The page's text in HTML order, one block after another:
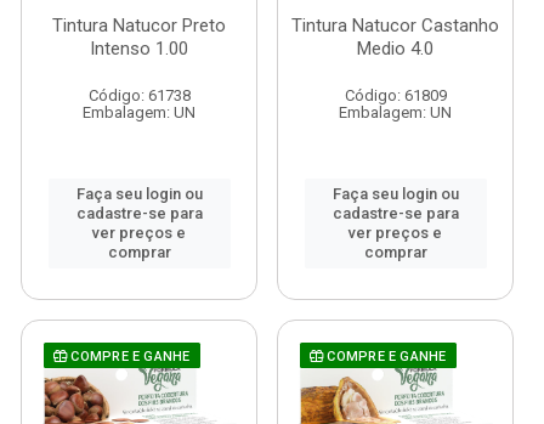
Tintura Natucor Preto
Intenso 1.00
Código: 61738
Embalagem: UN
Faça seu login ou
cadastre-se para
ver preços e
comprar
Tintura Natucor Castanho
Medio 4.0
Código: 61809
Embalagem: UN
Faça seu login ou
cadastre-se para
ver preços e
comprar
COMPRE E GANHE COMPRE E GANHE